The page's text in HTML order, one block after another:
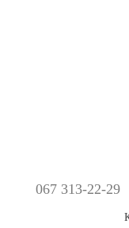
067 313-22-29